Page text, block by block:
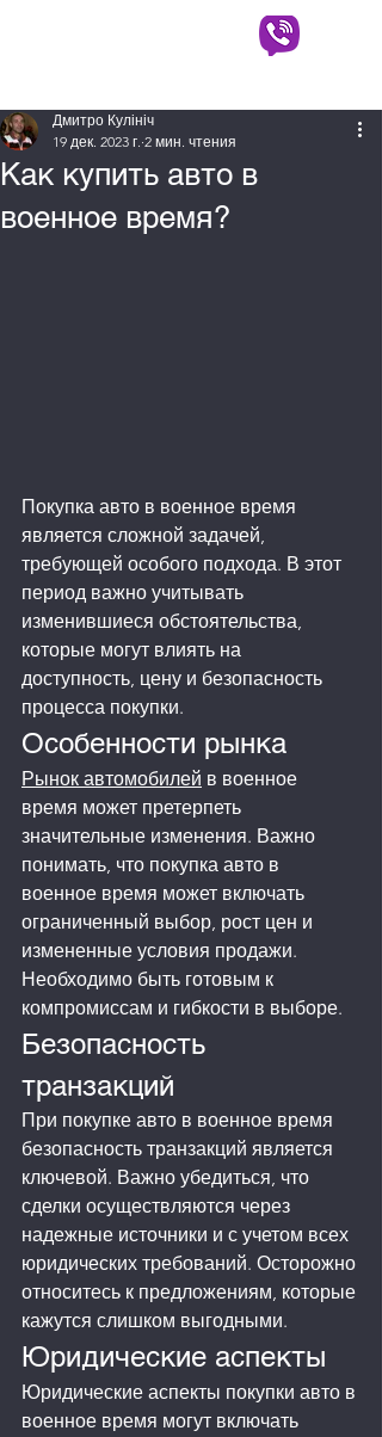
Как купить авто в
военное время?
Дмитро Кулініч
19 дек. 2023 г. 2 мин. чтения
Покупка авто в военное время
является сложной задачей,
требующей особого подхода. В этот
период важно учитывать
изменившиеся обстоятельства,
которые могут влиять на
доступность, цену и безопасность
процесса покупки.
Особенности рынка
Рынок автомобилей в военное
время может претерпеть
значительные изменения. Важно
понимать, что покупка авто в
военное время может включать
ограниченный выбор, рост цен и
измененные условия продажи.
Необходимо быть готовым к
компромиссам и гибкости в выборе.
Безопасность
транзакций
При покупке авто в военное время
безопасность транзакций является
ключевой. Важно убедиться, что
сделки осуществляются через
надежные источники и с учетом всех
юридических требований. Осторожно
относитесь к предложениям, которые
кажутся слишком выгодными.
Юридические аспекты
Юридические аспекты покупки авто в
военное время могут включать